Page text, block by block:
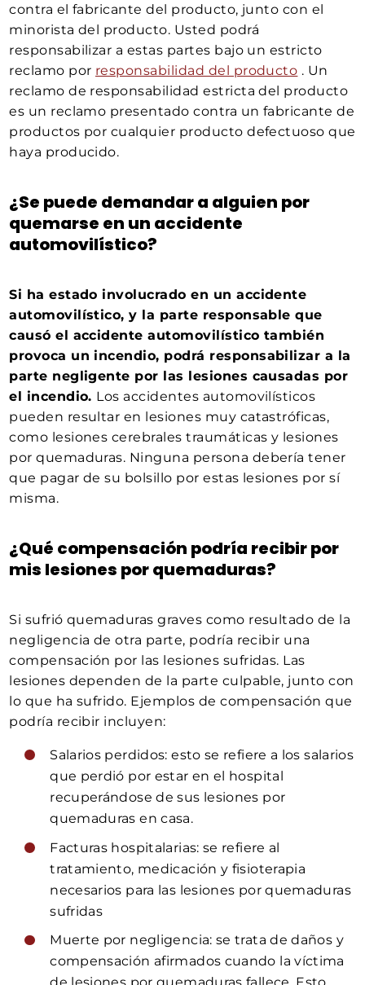
contra el fabricante del producto, junto con el
minorista del producto. Usted podrá
responsabilizar a estas partes bajo un estricto
reclamo por responsabilidad del producto . Un
reclamo de responsabilidad estricta del producto
es un reclamo presentado contra un fabricante de
productos por cualquier producto defectuoso que
haya producido.
¿Se puede demandar a alguien por
quemarse en un accidente
automovilístico?
Si ha estado involucrado en un accidente
automovilístico, y la parte responsable que
causó el accidente automovilístico también
provoca un incendio, podrá responsabilizar a la
parte negligente por las lesiones causadas por
el incendio. Los accidentes automovilísticos
pueden resultar en lesiones muy catastróficas,
como lesiones cerebrales traumáticas y lesiones
por quemaduras. Ninguna persona debería tener
que pagar de su bolsillo por estas lesiones por sí
misma.
¿Qué compensación podría recibir por
mis lesiones por quemaduras?
Si sufrió quemaduras graves como resultado de la
negligencia de otra parte, podría recibir una
compensación por las lesiones sufridas. Las
lesiones dependen de la parte culpable, junto con
lo que ha sufrido. Ejemplos de compensación que
podría recibir incluyen:
Salarios perdidos: esto se refiere a los salarios
que perdió por estar en el hospital
recuperándose de sus lesiones por
quemaduras en casa.
Facturas hospitalarias: se refiere al
tratamiento, medicación y fisioterapia
necesarios para las lesiones por quemaduras
sufridas
Muerte por negligencia: se trata de daños y
compensación afirmados cuando la víctima